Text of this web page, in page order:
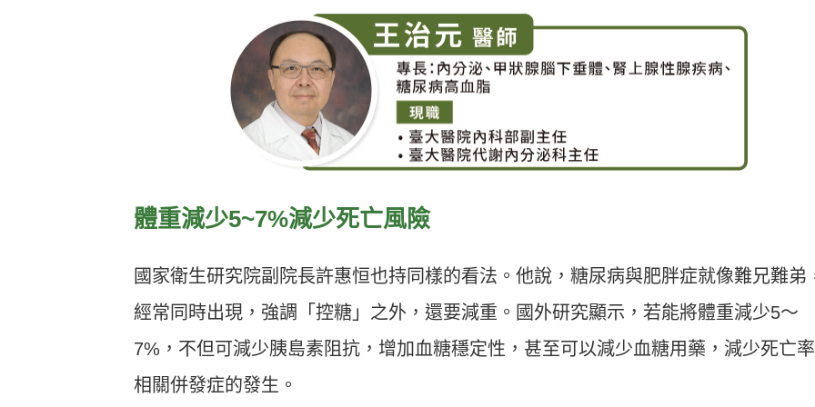
體重減少5~7%減少死亡風險
國家衛生研究院副院長許惠恒也持同樣的看法。他說，糖尿病與肥胖症就像難兄難弟
經常同時出現，強調「控糖」之外，還要減重。國外研究顯示，若能將體重減少5～
7%，不但可減少胰島素阻抗，增加血糖穩定性，甚至可以減少血糖用藥，減少死亡
相關併發症的發生。